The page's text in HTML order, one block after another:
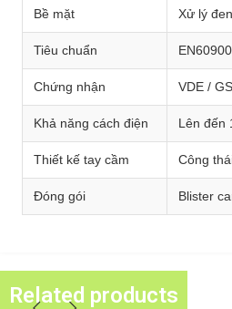
Bề mặt Xử lý
Tiêu chuẩn EN60900
Chứng nhận VDE / GS
Khả năng cách điện Lên đến
Thiết kế tay cầm Công
Đóng gói Blister
Related products